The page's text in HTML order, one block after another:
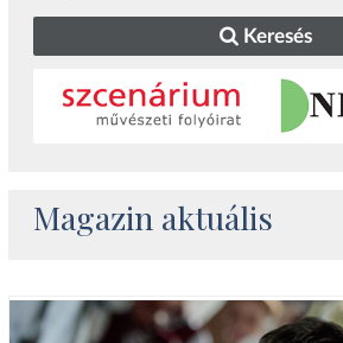
Keresés
Magazin aktuális